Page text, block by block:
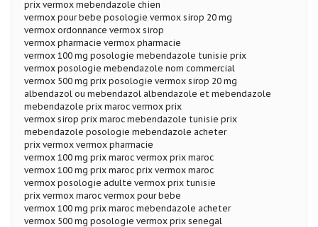
prix vermox mebendazole chien
vermox pour bebe posologie vermox sirop 20 mg
vermox ordonnance vermox sirop
vermox pharmacie vermox pharmacie
vermox 100 mg posologie mebendazole tunisie prix
vermox posologie mebendazole nom commercial
vermox 500 mg prix posologie vermox sirop 20 mg
albendazol ou mebendazol albendazole et mebendazole
mebendazole prix maroc vermox prix
vermox sirop prix maroc mebendazole tunisie prix
mebendazole posologie mebendazole acheter
prix vermox vermox pharmacie
vermox 100 mg prix maroc vermox prix maroc
vermox 100 mg prix maroc prix vermox maroc
vermox posologie adulte vermox prix tunisie
prix vermox maroc vermox pour bebe
vermox 100 mg prix maroc mebendazole acheter
vermox 500 mg posologie vermox prix senegal